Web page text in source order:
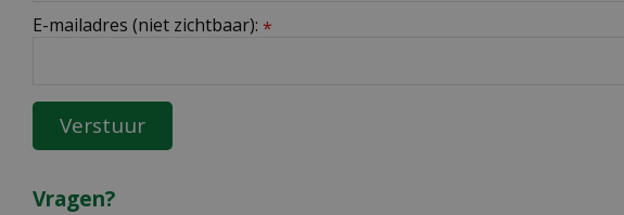
E-mailadres (niet zichtbaar): *
Vragen?